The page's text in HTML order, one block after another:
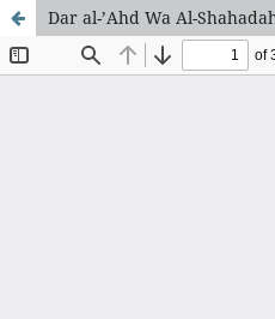
Dar al-’Ahd Wa Al-